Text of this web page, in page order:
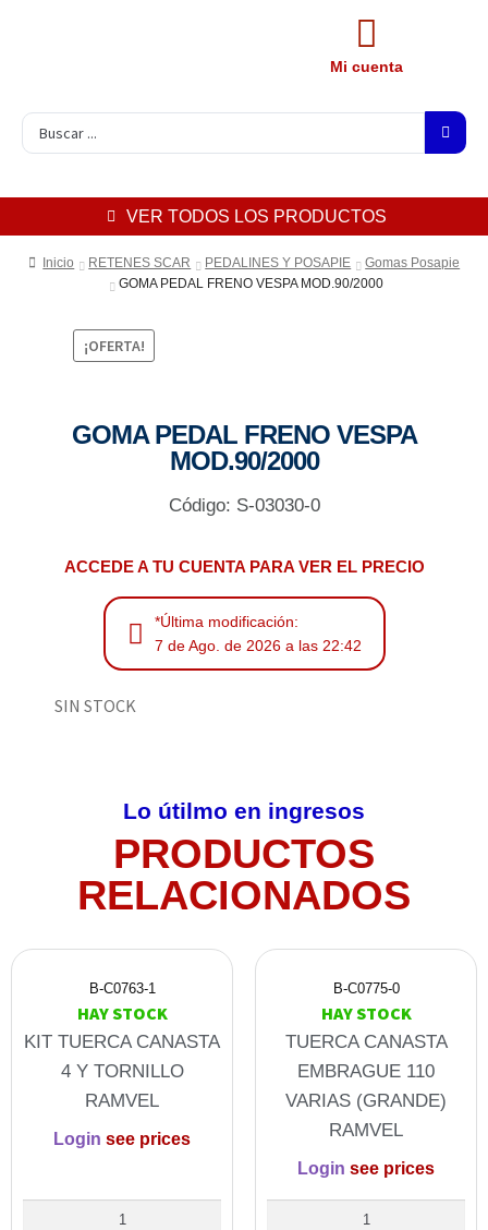
Mi cuenta
VER TODOS LOS PRODUCTOS
Inicio RETENES SCAR PEDALINES Y POSAPIE
Gomas Posapie
GOMA PEDAL FRENO VESPA MOD.90/2000
¡OFERTA!
GOMA PEDAL FRENO VESPA
MOD.90/2000
Código: S-03030-0
ACCEDE A TU CUENTA PARA VER EL PRECIO
*Última modificación:
7 de Ago. de 2026 a las 22:42
SIN STOCK
Lo útilmo en ingresos
PRODUCTOS
RELACIONADOS
B-C0763-1
HAY STOCK
KIT TUERCA CANASTA
4 Y TORNILLO
RAMVEL
Login see prices
B-C0775-0
HAY STOCK
TUERCA CANASTA
EMBRAGUE 110
VARIAS (GRANDE)
RAMVEL
Login see prices